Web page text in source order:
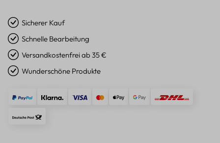
Sicherer Kauf
Schnelle Bearbeitung
Versandkostenfrei ab 35 €
Wunderschöne Produkte